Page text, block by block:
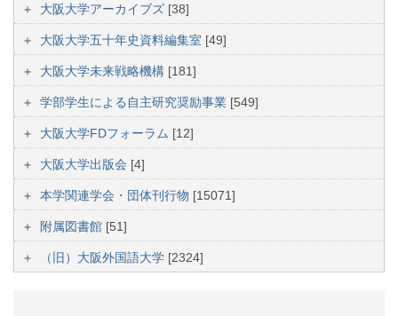
大阪大学アーカイブズ [38]
大阪大学五十年史資料編集室 [49]
大阪大学未来戦略機構 [181]
学部学生による自主研究奨励事業 [549]
大阪大学FDフォーラム [12]
大阪大学出版会 [4]
本学関連学会・団体刊行物 [15071]
附属図書館 [51]
（旧）大阪外国語大学 [2324]